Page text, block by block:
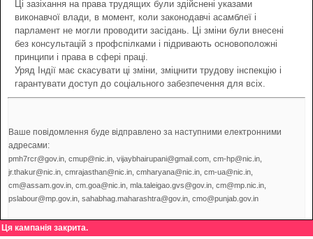
Ці зазіхання на права трудящих були здійснені указами
виконавчої влади, в момент, коли законодавчі асамблеї і
парламент не могли проводити засідань. Ці зміни були внесені
без консультацій з профспілками і підривають основоположні
принципи і права в сфері праці.
Уряд Індії має скасувати ці зміни, зміцнити трудову інспекцію і
гарантувати доступ до соціального забезпечення для всіх.
Ваше повідомлення буде відправлено за наступними електронними
адресами:
pmh7rcr@gov.in, cmup@nic.in, vijaybhairupani@gmail.com, cm-hp@nic.in,
jr.thakur@nic.in, cmrajasthan@nic.in, cmharyana@nic.in, cm-ua@nic.in,
cm@assam.gov.in, cm.goa@nic.in, mla.taleigao.gvs@gov.in, cm@mp.nic.in,
pslabour@mp.gov.in, sahabhag.maharashtra@gov.in, cmo@punjab.gov.in
Ця кампанія закрита.